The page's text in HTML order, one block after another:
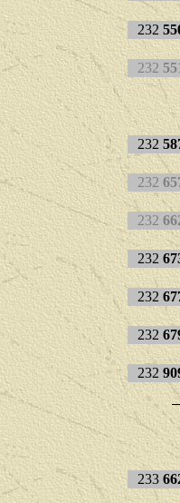
232
232
232
232
232
232
232
232
232
233